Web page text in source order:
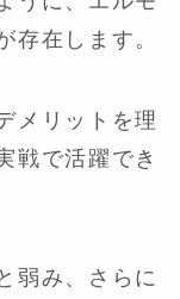
存在します。
メリットを理
戦で活躍でき
弱み、さらに